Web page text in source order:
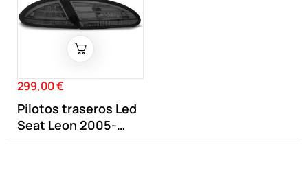
Precio
299,00 €
Pilotos traseros Led
Seat Leon 2005-
2009...